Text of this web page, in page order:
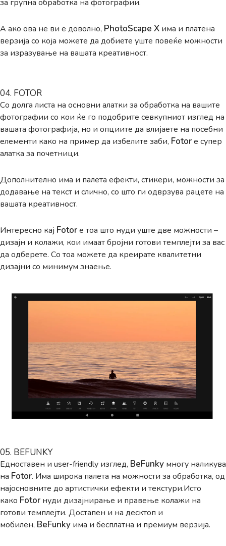
за групна обработка на фотографии.
А ако ова не ви е доволно, PhotoScape X има и платена
верзија со која можете да добиете уште повеќе можности
за изразување на вашата креативност.
04. FOTOR
Со долга листа на основни алатки за обработка на вашите
фотографии со кои ќе го подобрите севкупниот изглед на
вашата фотографија, но и опциите да влијаете на посебни
елементи како на пример да избелите заби, Fotorе супер
алатка за почетници.
Дополнително има и палета ефекти, стикери, можности за
додавање на текст и слично, со што ги одврзува рацете на
вашата креативност.
Интересно кај Fotorе тоа што нуди уште две можности –
дизајн и колажи, кои имаат бројни готови темплејти за вас
да одберете. Со тоа можете да креирате квалитетни
дизајни со минимум знаење.
05. BEFUNKY
Едноставен и user-friendly изглед, BeFunky многу наликува
на Fotor. Има широка палета на можности за обработка, од
најосновните до артистички ефекти и текстури.Исто
како Fotor нуди дизајнирање и правење колажи на
готови темплејти. Достапен и на десктоп и
мобилен, BeFunky има и бесплатна и премиум верзија.